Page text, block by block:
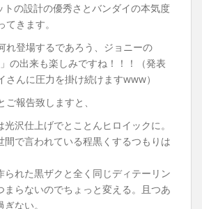
トの設計の優秀さとバンダイの本気度
きます。
れ登場するであろう、ジョニーの
の出来も楽しみですね！！！（発表
さんに圧力を掛け続けますwww）
報告致しますと、
沢仕上げでとことんヒロイックに。
間で言われている程黒くするつもりは
られた黒ザクと全く同じディテーリン
まらないのでちょっと変える。且つあ
ない。